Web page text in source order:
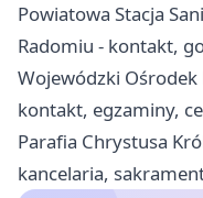
Powiatowa Stacja
Radomiu - kontakt,
Wojewódzki
kontakt, egzaminy,
Parafia Chrystusa
kancelaria,